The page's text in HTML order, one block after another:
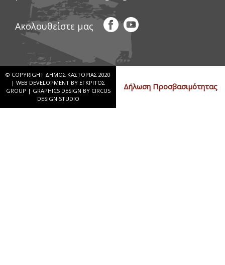
Ακολουθείστε μας
© COPYRIGHT ΔΗΜΟΣ ΚΑΣΤΟΡΙΑΣ 2020
| WEB DEVELOPMENT BY ΕΓΚΡΙΤΟΣ
GROUP | GRAPHICS DESIGN BY CIRCUS
DESIGN STUDIO
Δήλωση Προσβασιμότητας